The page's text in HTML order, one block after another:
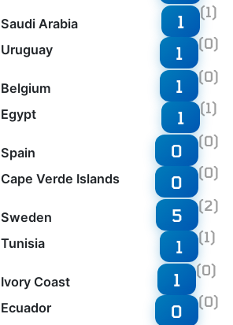
Saudi Arabia
Uruguay
1 (1)
1 (0)
Belgium
Egypt
1 (0)
1 (1)
Spain
Cape Verde Islands
0 (0)
0 (0)
Sweden
Tunisia
5 (2)
1 (1)
Ivory Coast
Ecuador
1 (0)
0 (0)